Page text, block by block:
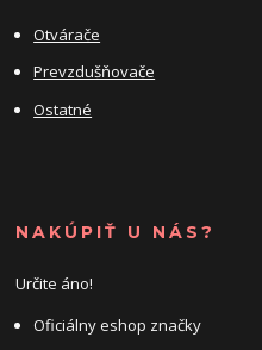
Otvárače
Prevzdušňovače
Ostatné
NAKÚPIŤ U NÁS?
Určite áno!
Oficiálny eshop značky